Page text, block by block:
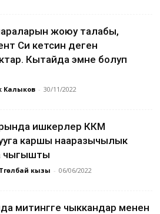
жоюу талабы,
Си кетсин деген
Кытайда эмне болуп
Калыков - 30/11/2022
ишкерлер ККМ
каршы нааразычылык
чыгышты
кызы - 06/06/2022
митингге чыккандар менен